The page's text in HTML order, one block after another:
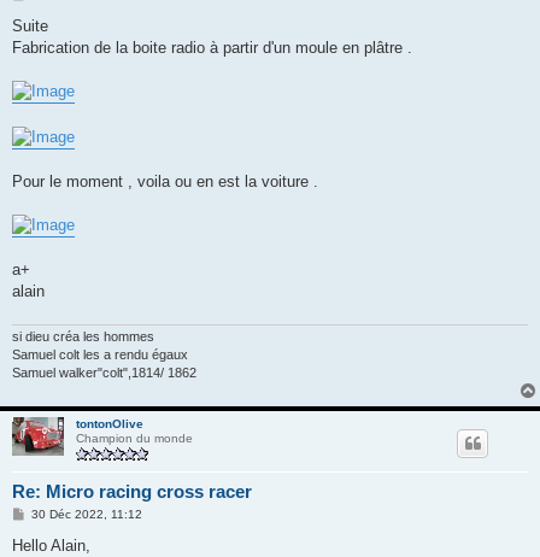
s
a
e
Suite
Fabrication de la boite radio à partir d'un moule en plâtre .
Pour le moment , voila ou en est la voiture .
a+
alain
si dieu créa les hommes
Samuel colt les a rendu égaux
Samuel walker"colt",1814/ 1862
tontonOlive
Champion du monde
Re: Micro racing cross racer
M
s
30 Déc 2022, 11:12
Hello Alain,